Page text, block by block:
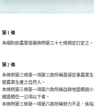
第 1 條
本細則依農業發展條例第三十七條規定訂定之。
第 2 條
本條例第三條第一項第三款所稱直接從事農業
營農業生產之自然人。
本條例第三條第一項第六款所稱自耕地面積過
總面積在一公頃以下者。
本條例第三條第一項第六款所稱勞力不足，係